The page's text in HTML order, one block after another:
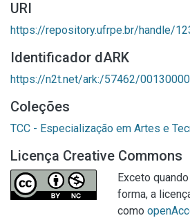
URI
https://repository.ufrpe.br/handle/
Identificador dARK
https://n2t.net/ark:/57462/
Coleções
TCC - Especialização em Artes e
Licença Creative Commons
Exceto
forma, a
como